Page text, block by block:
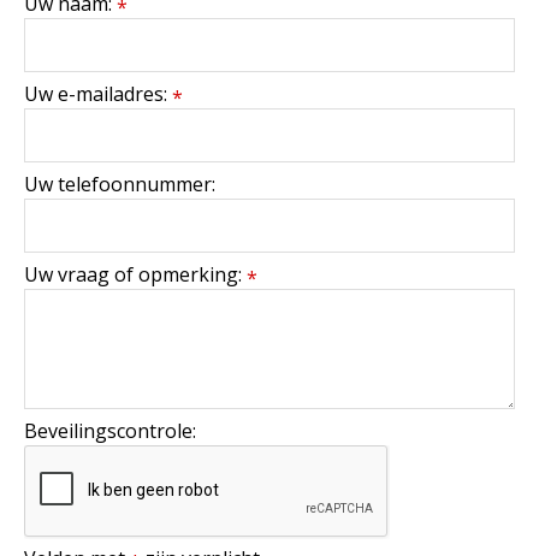
*
Uw e-mailadres: *
Uw telefoonnummer:
Uw vraag of opmerking: *
Beveilingscontrole: